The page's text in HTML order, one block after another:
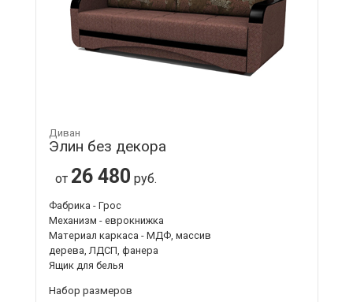
Диван
Элин без декора
от 26 480 руб.
Фабрика - Грос
Механизм - еврокнижка
Материал каркаса - МДФ, массив
дерева, ЛДСП, фанера
Ящик для белья
Набор размеров